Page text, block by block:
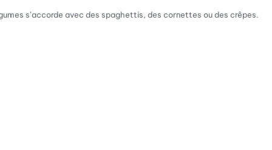
s’accorde avec des spaghettis, des cornettes ou des crêpes.